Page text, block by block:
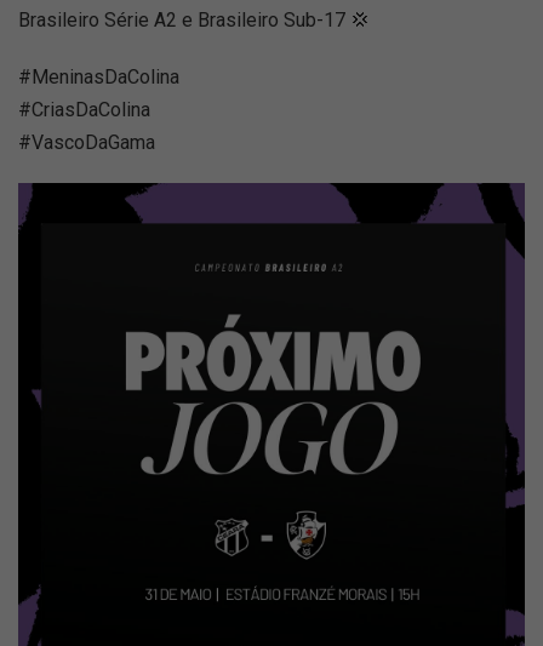
Brasileiro Série A2 e Brasileiro Sub-17 💢
#MeninasDaColina
#CriasDaColina
#VascoDaGama